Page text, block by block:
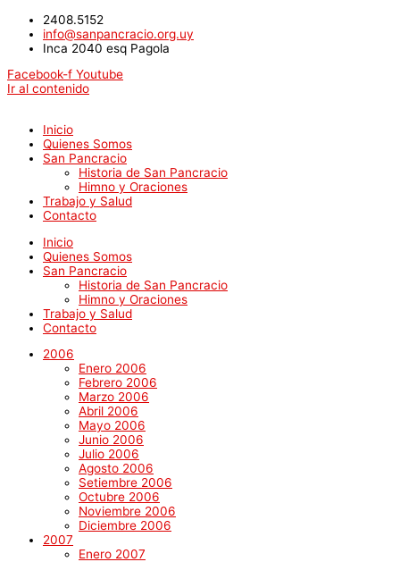
2408.5152
info@sanpancracio.org.uy
Inca 2040 esq Pagola
Facebook-f Youtube
Ir al contenido
Inicio
Quienes Somos
San Pancracio
Historia de San Pancracio
Himno y Oraciones
Trabajo y Salud
Contacto
Inicio
Quienes Somos
San Pancracio
Historia de San Pancracio
Himno y Oraciones
Trabajo y Salud
Contacto
2006
Enero 2006
Febrero 2006
Marzo 2006
Abril 2006
Mayo 2006
Junio 2006
Julio 2006
Agosto 2006
Setiembre 2006
Octubre 2006
Noviembre 2006
Diciembre 2006
2007
Enero 2007